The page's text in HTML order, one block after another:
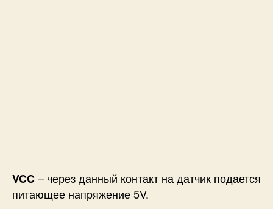
VCC– через данный контакт на датчик подается
питающее напряжение 5V.